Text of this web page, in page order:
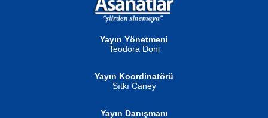
NURAN KÖSE BAYDAR
Ben Deniz Değilim ki...
Yayın Yönetmeni
Teodora Doni
Yayın Koordinatörü
Sıtkı Caney
Yayın Danışmanı